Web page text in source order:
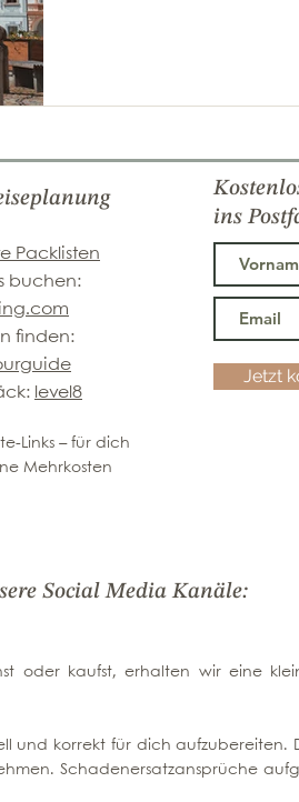
Packlisten
buchen:
finden:
level8
Links – für dich
Mehrkosten
ins
Jetzt
Social Media Kanäle:
oder kaufst, erhalten wir eine
und korrekt für dich
Schadenersatzansprüche